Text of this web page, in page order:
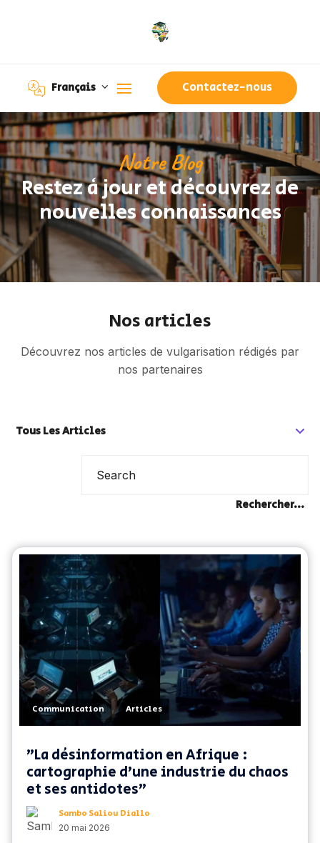
Français Contactez-nous
Notre Blog
Restez à jour et découvrez de
nouvelles connaissances
Nos articles
Découvrez nos articles de vulgarisation rédigés par
nos partenaires
Tous Les Articles
Rechercher...
Communication , Articles
"La désinformation en Afrique :
cartographie d'une industrie du chaos
et ses antidotes"
Sambo Saliou Diallo
20 mai 2026